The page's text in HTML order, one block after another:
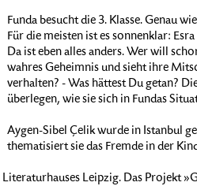
Funda besucht die 3. Klasse. Genau
Für die meisten ist es sonnenklar:
Da ist eben alles anders. Wer will
wahres Geheimnis und sieht ihre
verhalten? - Was hättest Du getan?
überlegen, wie sie sich in Fundas
Aygen-Sibel Çelik wurde in Istanbul
thematisiert sie das Fremde in der
Literaturhauses Leipzig. Das Projekt